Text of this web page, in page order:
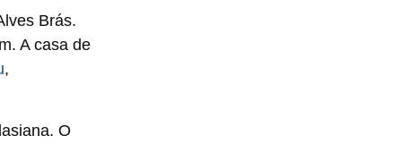
Brás.
A casa de
,
O